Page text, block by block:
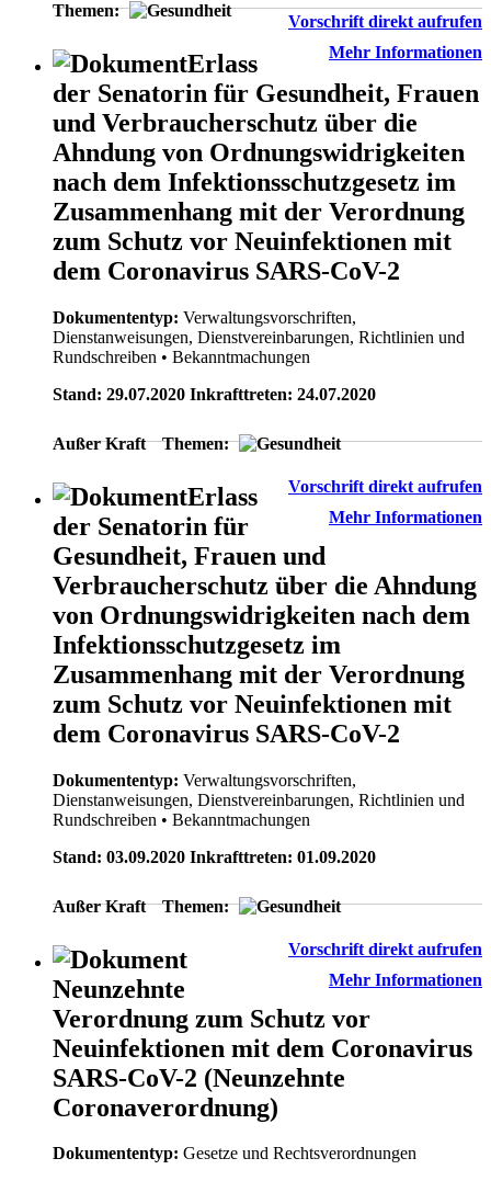
Themen:
Vorschrift direkt aufrufen
Mehr Informationen
Erlass
der Senatorin für Gesundheit, Frauen
und Verbraucherschutz über die
Ahndung von Ordnungswidrigkeiten
nach dem Infektionsschutzgesetz im
Zusammenhang mit der Verordnung
zum Schutz vor Neuinfektionen mit
dem Coronavirus SARS-CoV-2
Dokumententyp: Verwaltungsvorschriften,
Dienstanweisungen, Dienstvereinbarungen, Richtlinien und
Rundschreiben • Bekanntmachungen
Stand: 29.07.2020 Inkrafttreten: 24.07.2020
Außer Kraft Themen:
Vorschrift direkt aufrufen
Mehr Informationen
Erlass
der Senatorin für
Gesundheit, Frauen und
Verbraucherschutz über die Ahndung
von Ordnungswidrigkeiten nach dem
Infektionsschutzgesetz im
Zusammenhang mit der Verordnung
zum Schutz vor Neuinfektionen mit
dem Coronavirus SARS-CoV-2
Dokumententyp: Verwaltungsvorschriften,
Dienstanweisungen, Dienstvereinbarungen, Richtlinien und
Rundschreiben • Bekanntmachungen
Stand: 03.09.2020 Inkrafttreten: 01.09.2020
Außer Kraft Themen:
Vorschrift direkt aufrufen
Mehr Informationen
Neunzehnte
Verordnung zum Schutz vor
Neuinfektionen mit dem Coronavirus
SARS-CoV-2 (Neunzehnte
Coronaverordnung)
Dokumententyp: Gesetze und Rechtsverordnungen